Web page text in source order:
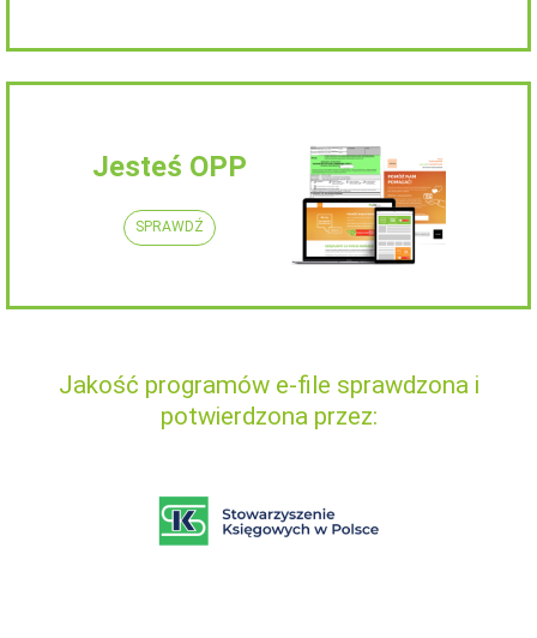
Jesteś OPP
SPRAWDŹ
Jakość programów e-file sprawdzona i
potwierdzona przez: